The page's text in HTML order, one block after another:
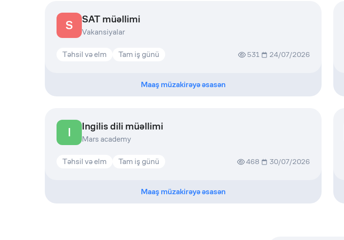
S SAT müəllimi
Vakansiyalar
Təhsil və elm Tam iş günü 531 24/07/2026
Maaş müzakirəyə əsasən
I Ingilis dili müəllimi
Mars academy
Təhsil və elm Tam iş günü 468 30/07/2026
Maaş müzakirəyə əsasən